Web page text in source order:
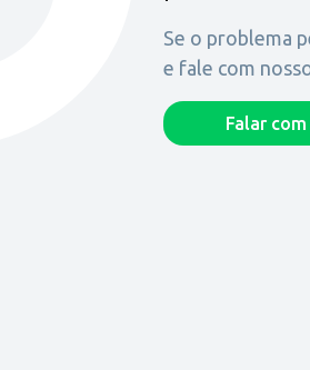
Se o problema
e fale com
Falar